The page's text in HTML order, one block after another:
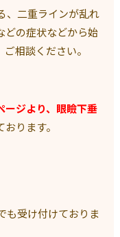
、二重ラインが乱れ
どの症状などから始
相談ください。
ージより、眼瞼下垂
おります。
も受け付けておりま